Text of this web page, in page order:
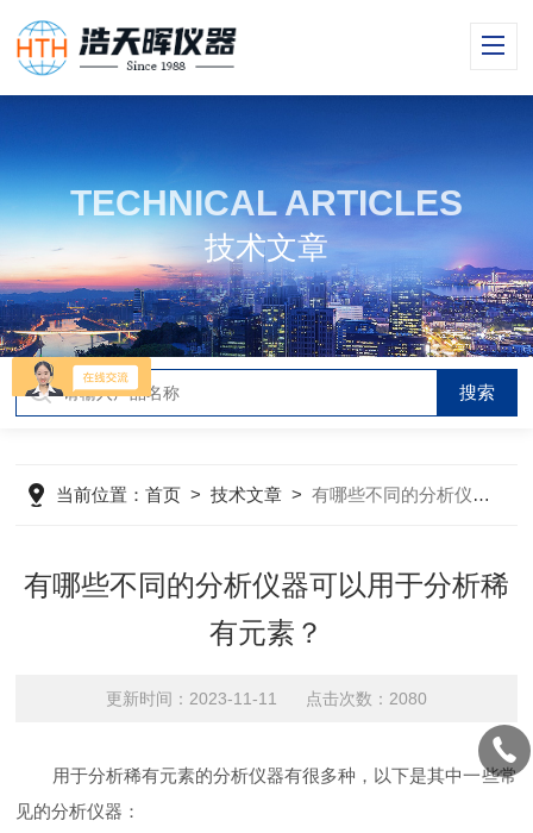
TECHNICAL ARTICLES
技术文章
当前位置：首页 >技术文章 >有哪些不同的分析仪器可以用于分析稀有元素？
有哪些不同的分析仪器可以用于分析稀
有元素？
更新时间：2023-11-11 点击次数：2080
用于分析稀有元素的分析仪器有很多种，以下是其中一些常
见的分析仪器：